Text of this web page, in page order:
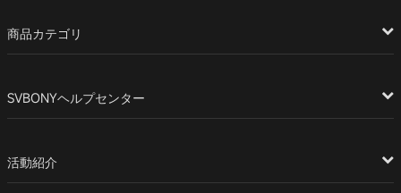
商品カテゴリ
SVBONYヘルプセンター
活動紹介